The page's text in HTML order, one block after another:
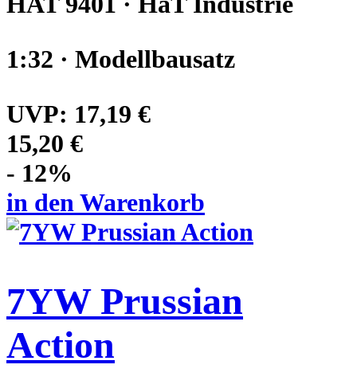
1:32 · Modellbausatz
UVP: 17,19 €
15,20 €
- 12%
in den Warenkorb
7YW Prussian
Action